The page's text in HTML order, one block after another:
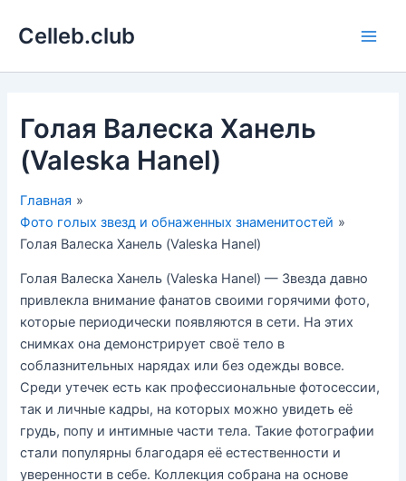
Celleb.club
Голая Валеска Ханель
(Valeska Hanel)
Главная
Фото голых звезд и обнаженных знаменитостей
Голая Валеска Ханель (Valeska Hanel)
Голая Валеска Ханель (Valeska Hanel) — Звезда давно
привлекла внимание фанатов своими горячими фото,
которые периодически появляются в сети. На этих
снимках она демонстрирует своё тело в
соблазнительных нарядах или без одежды вовсе.
Среди утечек есть как профессиональные фотосессии,
так и личные кадры, на которых можно увидеть её
грудь, попу и интимные части тела. Такие фотографии
стали популярны благодаря её естественности и
уверенности в себе. Коллекция собрана на основе